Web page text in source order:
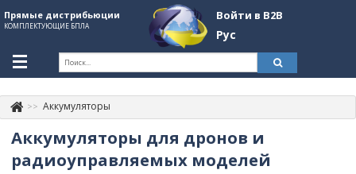
Прямые дистрибьюции
КОМПЛЕКТУЮЩИЕ БПЛА
Войти в B2B
Рус
+380507774092 Контакты
Аккумуляторы
Аккумуляторы для дронов и
радиоуправляемых моделей